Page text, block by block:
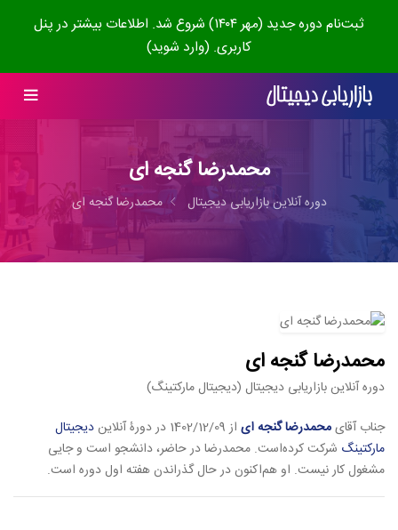
ثبت‌نام دوره جدید (مهر ۱۴۰۴) شروع شد. اطلاعات بیشتر در پنل
کاربری. (وارد شوید)
محمدرضا گنجه ای
دوره آنلاین بازاریابی دیجیتال محمدرضا گنجه ای
محمدرضا گنجه ای
دوره آنلاین بازاریابی دیجیتال (دیجیتال مارکتینگ)
جناب آقایمحمدرضا گنجه ای از 1402/12/09 در دورۀ آنلاین
دیجیتال
مارکتینگ شرکت کرده‌است. محمدرضا در حاضر، دانشجو است و جایی
مشغول کار نیست. او هم‌اکنون در حال گذراندن هفته اول دوره است.